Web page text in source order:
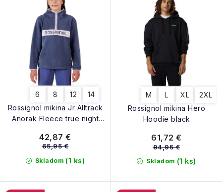
ZNAČKY
Vrátenie a výmena Doprava a platba
Moja objednávka
v
Rossignol mikina Jr Alltrack
Anorak Fleece true night
6 8 12 14
Skladom (1 ks)
42,87 €
65,95 €
Rossignol mikina Hero
Hoodie black
M L XL 2XL
Skladom (1 ks)
61,72 €
94,95 €